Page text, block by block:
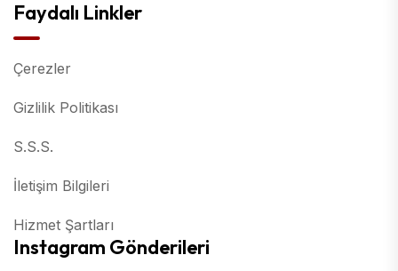
Faydalı Linkler
Çerezler
Gizlilik Politikası
S.S.S.
İletişim Bilgileri
Hizmet Şartları
Instagram Gönderileri